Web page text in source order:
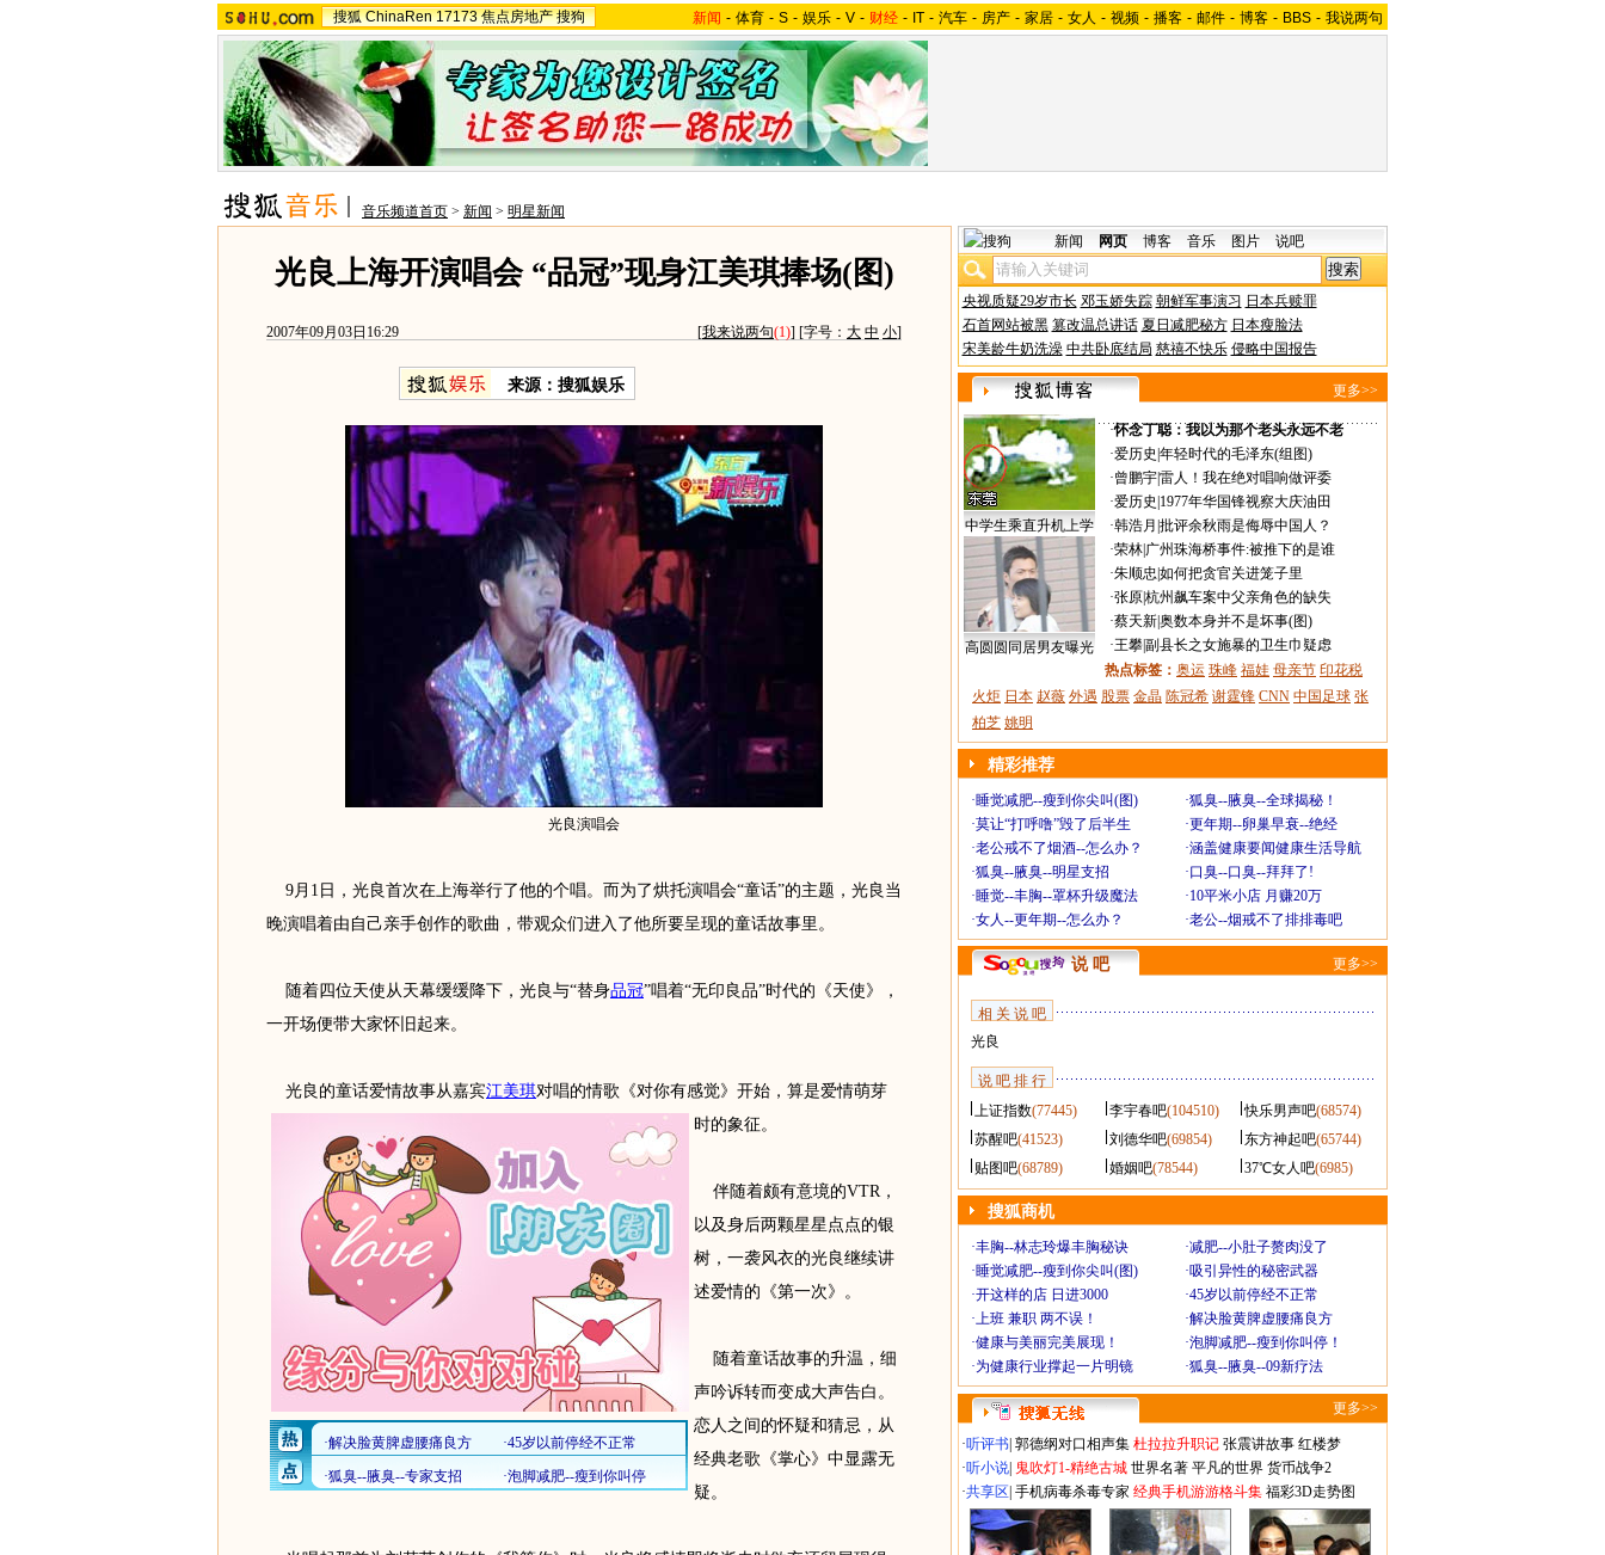
搜狐 ChinaRen 17173 焦点房地产 搜狗 新闻 - 体育 - S - 娱乐 - V - 财经 - IT - 汽车 - 房产 - 家居 - 女人 - 视频 - 播客 - 邮件 - 博客 - BBS - 我说两句
音乐频道首页 > 新闻 > 明星新闻
光良上海开演唱会 “品冠”现身江美琪捧场(图)
2007年09月03日16:29 [我来说两句(1)] [字号： 大 中 小]
来源：搜狐娱乐
光良演唱会
9月1日，光良首次在上海举行了他的个唱。而为了烘托演唱会“童话”的主题，光良当
晚演唱着由自己亲手创作的歌曲，带观众们进入了他所要呈现的童话故事里。
随着四位天使从天幕缓缓降下，光良与“替身品冠”唱着“无印良品”时代的《天使》，
一开场便带大家怀旧起来。
光良的童话爱情故事从嘉宾江美琪对唱的情歌《对你有感觉》开始，算是爱情萌芽
时的象征。
伴随着颇有意境的VTR，
以及身后两颗星星点点的银
树，一袭风衣的光良继续讲
述爱情的《第一次》。
随着童话故事的升温，细
声吟诉转而变成大声告白。
恋人之间的怀疑和猜忌，从
经典老歌《掌心》中显露无
疑。
新闻 网页 博客 音乐 图片 说吧
央视质疑29岁市长 邓玉娇失踪 朝鲜军事演习 日本兵赎罪
石首网站被黑 篡改温总讲话 夏日减肥秘方 日本瘦脸法
宋美龄牛奶洗澡 中共卧底结局 慈禧不快乐 侵略中国报告
更多>>
中学生乘直升机上学
高圆圆同居男友曝光
·怀念丁聪：我以为那个老头永远不老
·爱历史 年轻时代的毛泽东(组图)
·曾鹏宇|雷人！我在绝对唱响做评委
·爱历史 1977年华国锋视察大庆油田
·韩浩月 批评余秋雨是侮辱中国人？
·荣林| 广州珠海桥事件:被推下的是谁
·朱顺忠 如何把贪官关进笼子里
·张原|杭州飙车案中父亲角色的缺失
·蔡天新|奥数本身并不是坏事(图)
·王攀|副县长之女施暴的卫生巾疑虑
热点标签： 奥运 珠峰 福娃 母亲节 印花税
火炬 日本 赵薇 外遇 股票 金晶 陈冠希 谢霆锋 CNN 中国足球 张
柏芝 姚明
精彩推荐
·睡觉减肥--瘦到你尖叫(图) ·狐臭--腋臭--全球揭秘！
·莫让“打呼噜”毁了后半生 ·更年期--卵巢早衰--绝经
·老公戒不了烟酒--怎么办？ ·涵盖健康要闻健康生活导航
·狐臭--腋臭--明星支招 ·口臭--口臭--拜拜了!
·睡觉--丰胸--罩杯升级魔法 ·10平米小店 月赚20万
·女人--更年期--怎么办？ ·老公--烟戒不了排排毒吧
说 吧 更多>>
相 关 说 吧
光良
说 吧 排 行
上证指数(77445) 李宇春吧(104510) 快乐男声吧(68574)
苏醒吧(41523) 刘德华吧(69854) 东方神起吧(65744)
贴图吧(68789) 婚姻吧(78544) 37℃女人吧(6985)
搜狐商机
·丰胸--林志玲爆丰胸秘诀 ·减肥--小肚子赘肉没了
·睡觉减肥--瘦到你尖叫(图) ·吸引异性的秘密武器
·开这样的店 日进3000 ·45岁以前停经不正常
·上班 兼职 两不误！ ·解决脸黄脾虚腰痛良方
·健康与美丽完美展现！ ·泡脚减肥--瘦到你叫停！
·为健康行业撑起一片明镜 ·狐臭--腋臭--09新疗法
更多>>
·听评书 郭德纲对口相声集 杜拉拉升职记 张震讲故事 红楼梦
·听小说 鬼吹灯1-精绝古城 世界名著 平凡的世界 货币战争2
·共享区 手机病毒杀毒专家 经典手机游游格斗集 福彩3D走势图